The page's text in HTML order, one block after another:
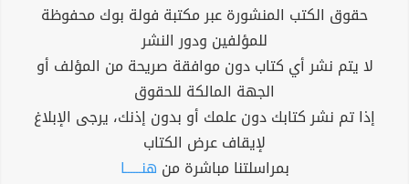
حقوق الكتب المنشورة عبر مكتبة فولة بوك محفوظة
للمؤلفين ودور النشر
لا يتم نشر أي كتاب دون موافقة صريحة من المؤلف أو
الجهة المالكة للحقوق
إذا تم نشر كتابك دون علمك أو بدون إذنك، يرجى الإبلاغ
لإيقاف عرض الكتاب
بمراسلتنا مباشرة من هنــــــا